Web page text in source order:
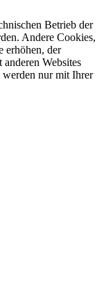
Betrieb der
Andere Cookies,
erhöhen, der
Websites
werden nur mit Ihrer